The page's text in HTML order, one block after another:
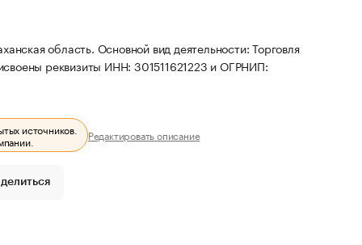
область. Основной вид деятельности: Торговля
реквизиты ИНН: 301511621223 и ОГРНИП:
источников.
Редактировать описание